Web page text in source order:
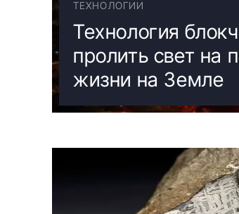
ТЕХНОЛОГИИ
Технология
пролить свет на
жизни на Земле